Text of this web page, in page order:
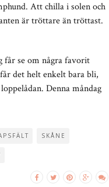
Att chilla i solen och
är tröttare än tröttast.
får se om några favorit
det helt enkelt bara bli,
Denna måndag
SKÅNE